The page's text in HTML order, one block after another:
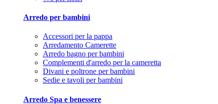
Arredo per bambini
Accessori per la pappa
Arredamento Camerette
Arredo bagno per bambini
Complementi d'arredo per la cameretta
Divani e poltrone per bambini
Sedie e tavoli per bambini
Arredo Spa e benessere